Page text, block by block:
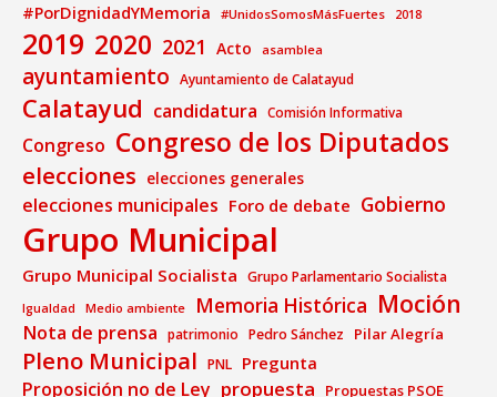
#PorDignidadYMemoria #UnidosSomosMásFuertes 2018
2019 2020 2021 Acto asamblea
ayuntamiento Ayuntamiento de Calatayud
Calatayud candidatura Comisión Informativa
Congreso Congreso de los Diputados
elecciones elecciones generales
elecciones municipales Foro de debate Gobierno
Grupo Municipal
Grupo Municipal Socialista Grupo Parlamentario Socialista
Igualdad Medio ambiente Memoria Histórica Moción
Nota de prensa patrimonio Pedro Sánchez Pilar Alegría
Pleno Municipal PNL Pregunta
Proposición no de Ley propuesta Propuestas PSOE